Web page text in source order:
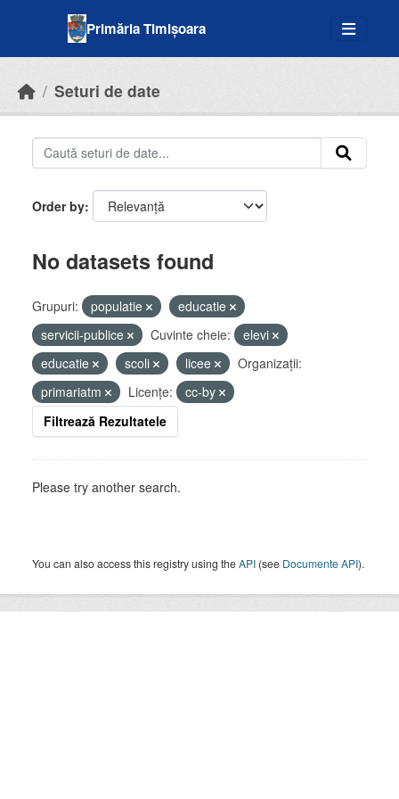
Primăria Timișoara
Seturi de date
Order by
No datasets found
Grupuri: populatie
educatie
servicii-publice
Cuvinte cheie:
elevi
educatie
scoli licee
Organizații:
primariatm
Licenţe:
cc-by
Filtrează Rezultatele
Please try another search.
You can also access this registry using theAPI (see Documente API).